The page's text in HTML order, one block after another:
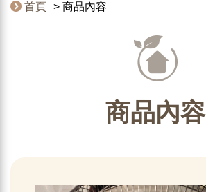
首頁 商品內容
商品內容